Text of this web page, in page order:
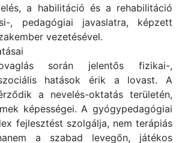
a habilitáció és a rehabilitáció
, pedagógiai javaslatra, képzett
vezetésével.
során jelentős fizikai-,
hatások érik a lovast. A
a nevelés-oktatás területén,
képességei. A gyógypedagógiai
fejlesztést szolgálja, nem terápiás
a szabad levegőn, játékos